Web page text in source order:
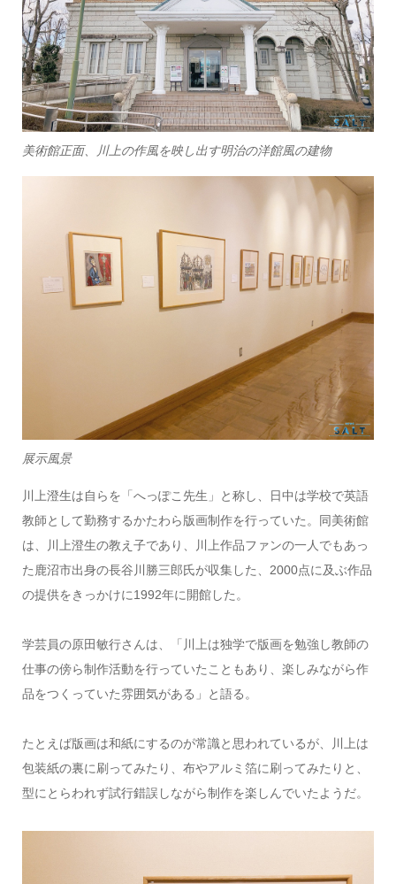
美術館正面、川上の作風を映し出す明治の洋館風の建物
展示風景
川上澄生は自らを「へっぽこ先生」と称し、日中は学校で英語
教師として勤務するかたわら版画制作を行っていた。同美術館
は、川上澄生の教え子であり、川上作品ファンの一人でもあっ
た鹿沼市出身の長谷川勝三郎氏が収集した、2000点に及ぶ作品
の提供をきっかけに1992年に開館した。
学芸員の原田敏行さんは、「川上は独学で版画を勉強し教師の
仕事の傍ら制作活動を行っていたこともあり、楽しみながら作
品をつくっていた雰囲気がある」と語る。
たとえば版画は和紙にするのが常識と思われているが、川上は
包装紙の裏に刷ってみたり、布やアルミ箔に刷ってみたりと、
型にとらわれず試行錯誤しながら制作を楽しんでいたようだ。